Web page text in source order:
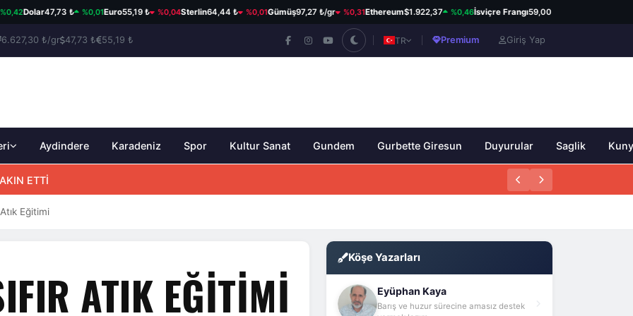
Dolar47,73 ₺ %0,01 Euro55,19 ₺ %0,04 Sterlin64,44 ₺ %0,01 Gümüş97,27 ₺/gr %0,31 Ethereum$1.922,37 %0,46 İsviçre Frangı59,00 ₺ %0,14
6.627,30 ₺/gr 47,73 ₺ 55,19 ₺ TR Premium Giriş Yap
Aydindere Karadeniz Spor Kultur Sanat Gundem Gurbette Giresun Duyurular Saglik
ETTİ
Eğitimi
ATIK EĞITIMI
Köşe Yazarları
Eyüphan Kaya
Barış ve huzur sürecine amasız destek